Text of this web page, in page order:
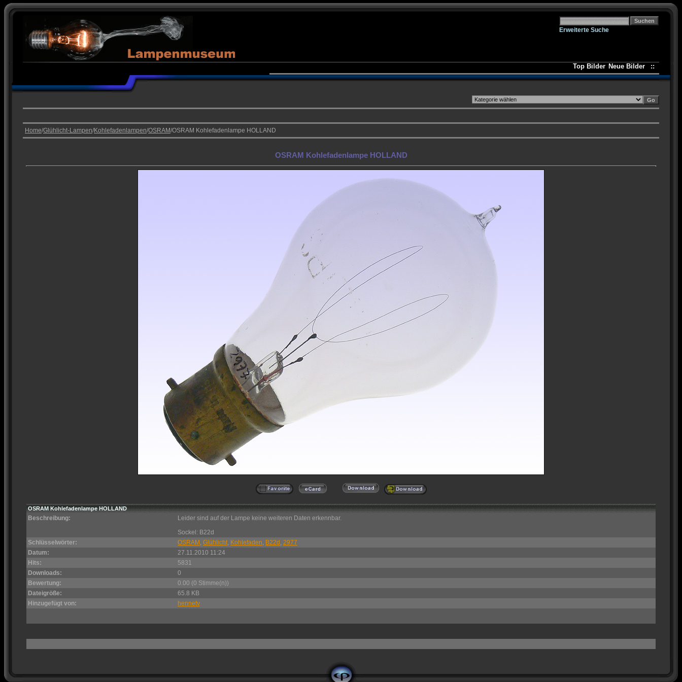
Erweiterte Suche
Top Bilder Neue Bilder ::
Home/Glühlicht-Lampen/Kohlefadenlampen/OSRAM/OSRAM Kohlefadenlampe HOLLAND
OSRAM Kohlefadenlampe HOLLAND
OSRAM Kohlefadenlampe HOLLAND
Beschreibung:
Leider sind auf der Lampe keine weiteren Daten erkennbar.
Sockel: B22d
Schlüsselwörter:
OSRAM , Glühlicht, Kohlefaden, B22d , 2977
Datum:
27.11.2010 11:24
Hits:
5831
Downloads:
0
Bewertung:
0.00 (0 Stimme(n))
Dateigröße:
65.8 KB
Hinzugefügt von:
hennetv